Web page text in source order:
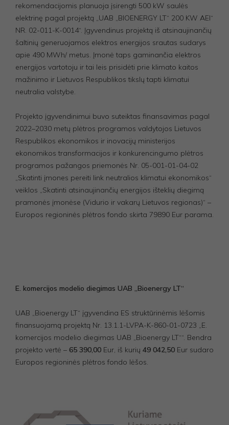
rekomendacijomis planuoja įsirengti 500 kW saulės
elektrinę pagal projektą „UAB „BIOENERGY LT“ 200 KW AEI“
NR. 02-011-K-0014“. Įgyvendinus projektą iš atsinaujinančių
šaltinių generuojamos elektros energijos srautas sudarys
apie 490 MWh/ metus. Įmonė taps gaminančia elektros
energijos vartotoju ir tai leis prisidėti prie klimato kaitos
mažinimo ir Lietuvos Respublikos tikslų tapti klimatui
neutralia valstybe.
Projekto įgyvendinimui buvo suteiktas finansavimas pagal
2022–2030 metų plėtros programos valdytojos Lietuvos
Respublikos ekonomikos ir inovacijų ministerijos
ekonomikos transformacijos ir konkurencingumo plėtros
programos pažangos priemonės Nr. 05-001-01-04-02
„Skatinti įmones pereiti link neutralios klimatui ekonomikos“
veiklos „Skatinti atsinaujinančių energijos išteklių diegimą
pramonės įmonėse (Vidurio ir vakarų Lietuvos regionas)“ –
Europos regioninės plėtros fondo skirta 79890 Eur parama.
E. komercijos modelio diegimas UAB „Bioenergy LT“
UAB „Bioenergy LT“ įgyvendina ES struktūrinėmis lėšomis
finansuojamą projektą Nr. 13.1.1-LVPA-K-860-01-0723 „E.
komercijos modelio diegimas UAB „Bioenergy LT““. Bendra
projekto vertė – 65 390,00 Eur, iš kurių 49 042,50 Eur sudaro
Europos regioninės plėtros fondo lėšos.